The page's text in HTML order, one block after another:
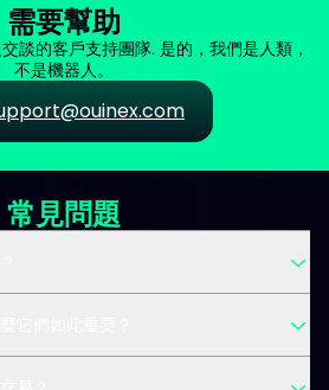
需要幫助
談的客戶支持團隊. 是的，我們是人類，
不是機器人。
常見問題